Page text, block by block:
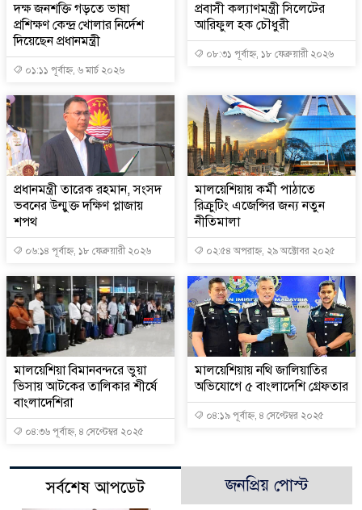
দক্ষ জনশক্তি গড়তে ভাষা
প্রশিক্ষণ কেন্দ্র খোলার নির্দেশ
দিয়েছেন প্রধানমন্ত্রী
০১:১১ পূর্বাহ্ন, ৬ মার্চ ২০২৬
প্রবাসী কল্যাণমন্ত্রী সিলেটের
আরিফুল হক চৌধুরী
০৮:৩১ পূর্বাহ্ন, ১৮ ফেব্রুয়ারী ২০২৬
প্রধানমন্ত্রী তারেক রহমান, সংসদ
ভবনের উন্মুক্ত দক্ষিণ প্লাজায়
শপথ
০৬:১৪ পূর্বাহ্ন, ১৮ ফেব্রুয়ারী ২০২৬
মালয়েশিয়ায় কর্মী পাঠাতে
রিক্রুটিং এজেন্সির জন্য নতুন
নীতিমালা
০২:৫৪ অপরাহ্ন, ২৯ অক্টোবর ২০২৫
মালয়েশিয়া বিমানবন্দরে ভুয়া
ভিসায় আটকের তালিকার শীর্ষে
বাংলাদেশিরা
০৪:৩৬ পূর্বাহ্ন, ৪ সেপ্টেম্বর ২০২৫
মালয়েশিয়ায় নথি জালিয়াতির
অভিযোগে ৫ বাংলাদেশি গ্রেফতার
০৪:১৯ পূর্বাহ্ন, ৪ সেপ্টেম্বর ২০২৫
সর্বশেষ আপডেট জনপ্রিয় পোস্ট